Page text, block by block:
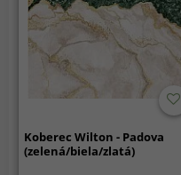
Koberec Wilton - Padova
(zelená/biela/zlatá)